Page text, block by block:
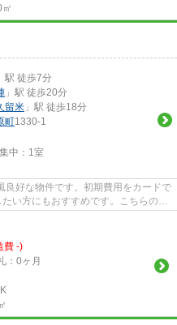
駅 徒歩7分
」駅 徒歩20分
留米 」駅 徒歩18分
町1330-1
中： 1室
好な物件です。初期費用をカードで
い方にもおすすめです。こちらの物
費 -)
：0ヶ月